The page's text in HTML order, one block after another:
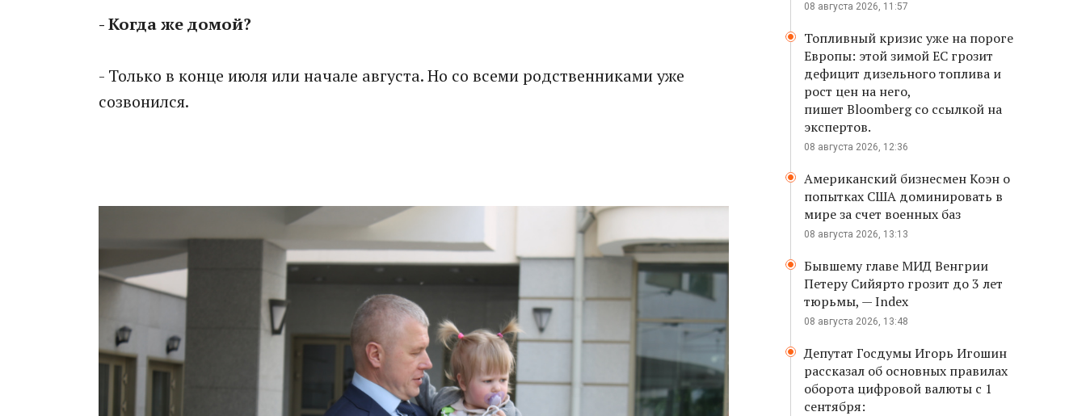
- Когда же домой?
- Только в конце июля или начале августа. Но со всеми родственниками уже
созвонился.
08 августа 2026, 11:57
Топливный кризис уже на пороге
Европы: этой зимой ЕС грозит
дефицит дизельного топлива и
рост цен на него,
пишет Bloomberg со ссылкой на
экспертов.
08 августа 2026, 12:36
Американский бизнесмен Коэн о
попытках США доминировать в
мире за счет военных баз
08 августа 2026, 13:13
Бывшему главе МИД Венгрии
Петеру Сийярто грозит до 3 лет
тюрьмы, — Index
08 августа 2026, 13:48
Депутат Госдумы Игорь Игошин
рассказал об основных правилах
оборота цифровой валюты с 1
сентября: